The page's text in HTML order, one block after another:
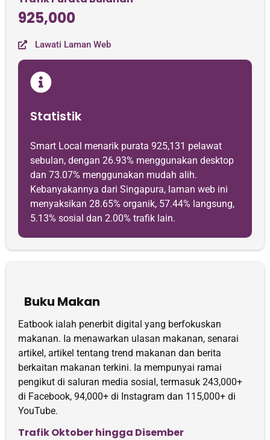
925,000
Lawati Laman Web
Statistik
Smart Local menarik purata 925,131 pelawat
sebulan, dengan 26.93% menggunakan desktop
dan 73.07% menggunakan mudah alih.
Kebanyakannya dari Singapura, laman web ini
menyaksikan 28.65% organik, 57.44% langsung,
5.13% sosial dan 2.00% trafik lain.
Buku Makan
Eatbook ialah penerbit digital yang berfokuskan
makanan. Ia menawarkan ulasan makanan, senarai
artikel, artikel tentang trend makanan dan berita
berkaitan makanan terkini. Ia mempunyai ramai
pengikut di saluran media sosial, termasuk 243,000+
di Facebook, 94,000+ di Instagram dan 115,000+ di
YouTube.
Trafik Oktober hingga Disember